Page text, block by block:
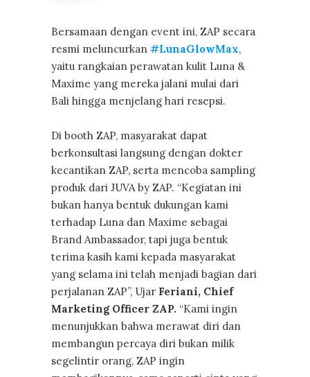
Bersamaan dengan event ini, ZAP secara
resmi meluncurkan #LunaGlowMax,
yaitu rangkaian perawatan kulit Luna &
Maxime yang mereka jalani mulai dari
Bali hingga menjelang hari resepsi.
Di booth ZAP, masyarakat dapat
berkonsultasi langsung dengan dokter
kecantikan ZAP, serta mencoba sampling
produk dari JUVA by ZAP. “Kegiatan ini
bukan hanya bentuk dukungan kami
terhadap Luna dan Maxime sebagai
Brand Ambassador, tapi juga bentuk
terima kasih kami kepada masyarakat
yang selama ini telah menjadi bagian dari
perjalanan ZAP”, Ujar Feriani, Chief
Marketing Officer ZAP. “Kami ingin
menunjukkan bahwa merawat diri dan
membangun percaya diri bukan milik
segelintir orang, ZAP ingin